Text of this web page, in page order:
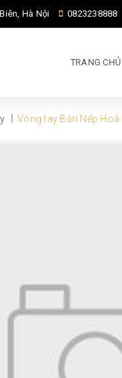
Hà Nội 0823238888
TRANG CHỦ
Vòng tay Bản Nếp